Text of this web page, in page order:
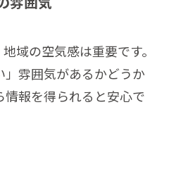
域の空気感は重要です。
」雰囲気があるかどうか
報を得られると安心で